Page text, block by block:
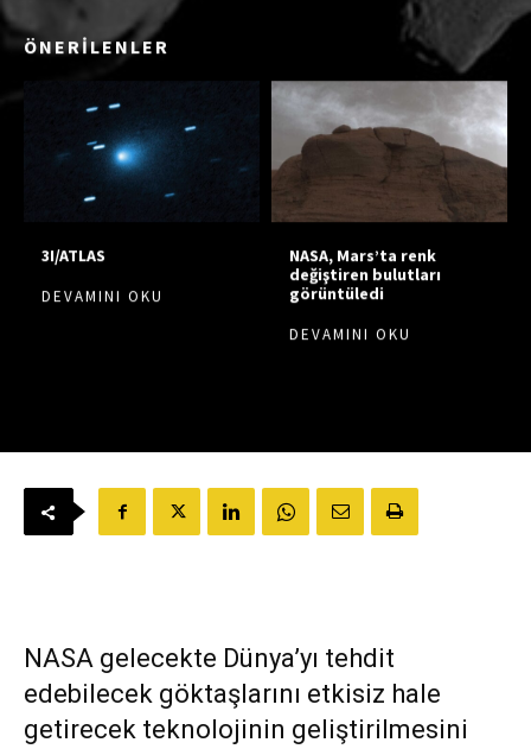
ÖNERİLENLER
3I/ATLAS
DEVAMINI OKU
NASA, Mars’ta renk
değiştiren bulutları
görüntüledi
DEVAMINI OKU
NASA gelecekte Dünya’yı tehdit
edebilecek göktaşlarını etkisiz hale
getirecek teknolojinin geliştirilmesini